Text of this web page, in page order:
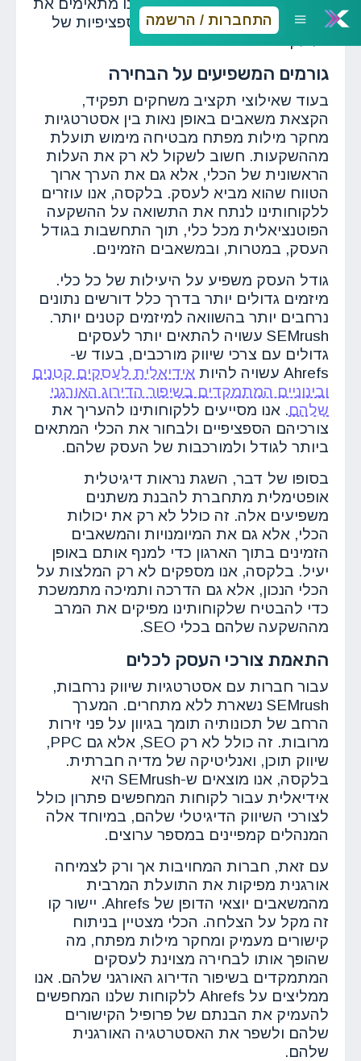
התחברות / הרשמה
המלצותינו בהתאם למטרות הספציפיות של
גורמים המשפיעים על הבחירה
בעוד שאילוצי תקציב משחקים תפקיד,
הקצאת משאבים באופן נאות בין אסטרטגיות
מחקר מילות מפתח מבטיחה מימוש תועלת
מההשקעות. חשוב לשקול לא רק את העלות
הראשונית של הכלי, אלא גם את הערך ארוך
הטווח שהוא מביא לעסק. בלקסה, אנו עוזרים
ללקוחותינו לנתח את התשואה על ההשקעה
הפוטנציאלית מכל כלי, תוך התחשבות בגודל
העסק, במטרות, ובמשאבים הזמינים.
גודל העסק משפיע על היעילות של כל כלי.
מיזמים גדולים יותר בדרך כלל דורשים נתונים
נרחבים יותר בהשוואה למיזמים קטנים יותר.
SEMrush עשויה להתאים יותר לעסקים
גדולים עם צרכי שיווק מורכבים, בעוד ש-
Ahrefs עשויה להיות
אידיאלית לעסקים קטנים
ובינוניים המתמקדים בשיפור הדירוג האורגני
שלהם. אנו מסייעים ללקוחותינו להעריך את
צורכיהם הספציפיים ולבחור את הכלי המתאים
ביותר לגודל ולמורכבות של העסק שלהם.
בסופו של דבר, השגת נראות דיגיטלית
אופטימלית מתחברת להבנת משתנים
משפיעים אלה. זה כולל לא רק את יכולות
הכלי, אלא גם את המיומנויות והמשאבים
הזמינים בתוך הארגון כדי למנף אותם באופן
יעיל. בלקסה, אנו מספקים לא רק המלצות על
הכלי הנכון, אלא גם הדרכה ותמיכה מתמשכת
כדי להבטיח שלקוחותינו מפיקים את המרב
מההשקעה שלהם בכלי SEO.
התאמת צורכי העסק לכלים
עבור חברות עם אסטרטגיות שיווק נרחבות,
SEMrush נשארת ללא מתחרים. המערך
הרחב של תכונותיה תומך בגיוון על פני זירות
מרובות. זה כולל לא רק SEO, אלא גם PPC,
שיווק תוכן, ואנליטיקה של מדיה חברתית.
בלקסה, אנו מוצאים ש-SEMrush היא
אידיאלית עבור לקוחות המחפשים פתרון כולל
לצורכי השיווק הדיגיטלי שלהם, במיוחד אלה
המנהלים קמפיינים במספר ערוצים.
עם זאת, חברות המחויבות אך ורק לצמיחה
אורגנית מפיקות את התועלת המרבית
מהמשאבים יוצאי הדופן של Ahrefs. יישור קו
זה מקל על הצלחה. הכלי מצטיין בניתוח
קישורים מעמיק ומחקר מילות מפתח, מה
שהופך אותו לבחירה מצוינת לעסקים
המתמקדים בשיפור הדירוג האורגני שלהם. אנו
ממליצים על Ahrefs ללקוחות שלנו המחפשים
להעמיק את הבנתם של פרופיל הקישורים
שלהם ולשפר את האסטרטגיה האורגנית
שלהם.